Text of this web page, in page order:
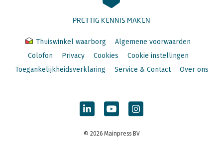
PRETTIG KENNIS MAKEN
Thuiswinkel waarborg
Algemene voorwaarden
Colofon
Privacy Cookies
Cookie instellingen
Toegankelijkheidsverklaring
Service & Contact Over ons
© 2026 Mainpress BV